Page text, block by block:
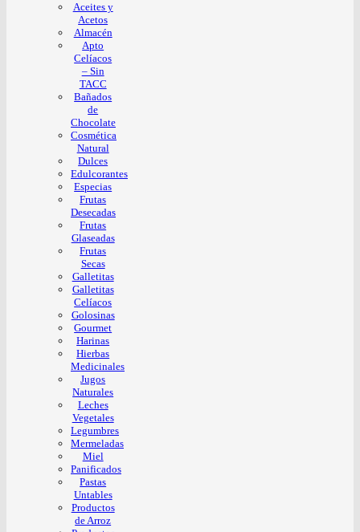
Aceites y
Acetos
Almacén
Apto
Celíacos
– Sin
TACC
Bañados
de
Chocolate
Cosmética
Natural
Dulces
Edulcorantes
Especias
Frutas
Desecadas
Frutas
Glaseadas
Frutas
Secas
Galletitas
Galletitas
Celíacos
Golosinas
Gourmet
Harinas
Hierbas
Medicinales
Jugos
Naturales
Leches
Vegetales
Legumbres
Mermeladas
Miel
Panificados
Pastas
Untables
Productos
de Arroz